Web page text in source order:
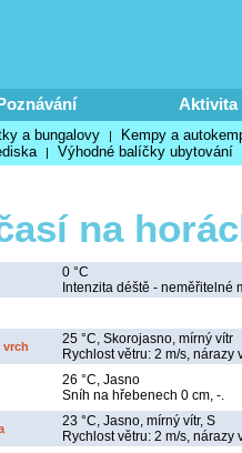
Aktivita
a bungalovy | Kempy a
| Výhodné balíčky ubytování
na
0 °C
Intenzita déště - neměřitelné
vrch
25 °C, Skorojasno, mírný vítr
Rychlost větru: 2 m/s, nárazy
26 °C, Jasno
Sníh na hřebenech 0 cm, -.
23 °C, Jasno, mírný vítr, S
Rychlost větru: 2 m/s, nárazy